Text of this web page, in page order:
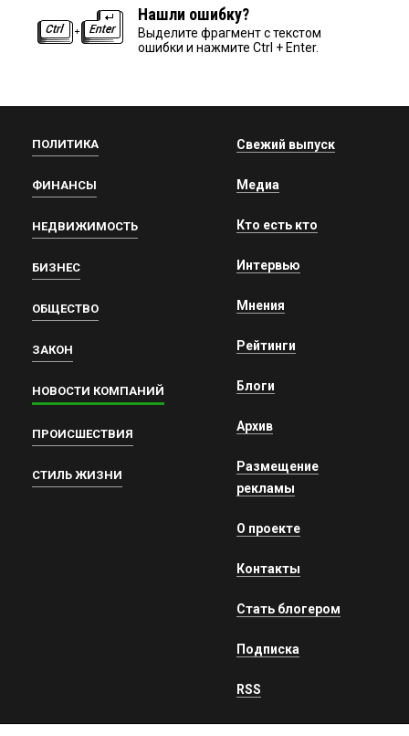
Нашли ошибку?
Выделите фрагмент с текстом
ошибки и нажмите Ctrl + Enter.
ПОЛИТИКА
ФИНАНСЫ
НЕДВИЖИМОСТЬ
БИЗНЕС
ОБЩЕСТВО
ЗАКОН
НОВОСТИ КОМПАНИЙ
ПРОИСШЕСТВИЯ
СТИЛЬ ЖИЗНИ
Свежий выпуск
Медиа
Кто есть кто
Интервью
Мнения
Рейтинги
Блоги
Архив
Размещение
рекламы
О проекте
Контакты
Стать блогером
Подписка
RSS